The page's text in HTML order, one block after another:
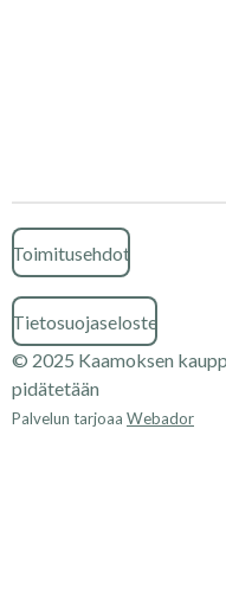
Toimitusehdot
Tietosuojaseloste
© 2025 Kaamoksen
pidätetään
Palvelun tarjoaa Webador